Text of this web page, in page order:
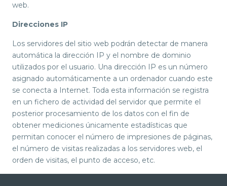
web.
Direcciones IP
Los servidores del sitio web podrán detectar de manera
automática la dirección IP y el nombre de dominio
utilizados por el usuario. Una dirección IP es un número
asignado automáticamente a un ordenador cuando este
se conecta a Internet. Toda esta información se registra
en un fichero de actividad del servidor que permite el
posterior procesamiento de los datos con el fin de
obtener mediciones únicamente estadísticas que
permitan conocer el número de impresiones de páginas,
el número de visitas realizadas a los servidores web, el
orden de visitas, el punto de acceso, etc.